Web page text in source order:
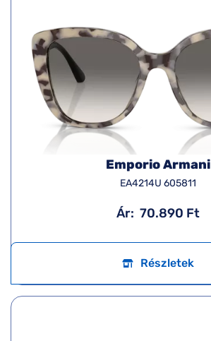
Emporio Armani
EA4214U 605811
Ár: 70.890 Ft
Részletek